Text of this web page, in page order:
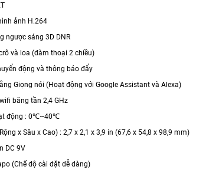
ảnh H.264
ngược sáng 3D DNR
và loa (đàm thoại 2 chiều)
động và thông báo đẩy
Giọng nói (Hoạt động với Google Assistant và Alexa)
băng tần 2,4 GHz
động : 0℃~40℃
x Sâu x Cao) : 2,7 x 2,1 x 3,9 in (67,6 x 54,8 x 98,9 mm)
DC 9V
(Chế độ cài đặt dễ dàng)